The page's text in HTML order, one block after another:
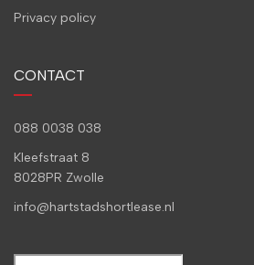
Privacy policy
CONTACT
088 0038 038
Kleefstraat 8
8028PR Zwolle
info@hartstadshortlease.nl